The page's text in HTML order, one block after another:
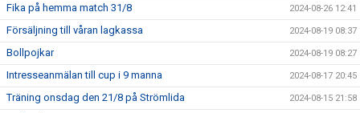
Fika på hemma match 31/8 2024-08-26 12:41
Försäljning till våran lagkassa 2024-08-19 08:37
Bollpojkar 2024-08-19 08:27
Intresseanmälan till cup i 9 manna 2024-08-17 20:45
Träning onsdag den 21/8 på Strömlida 2024-08-15 21:58